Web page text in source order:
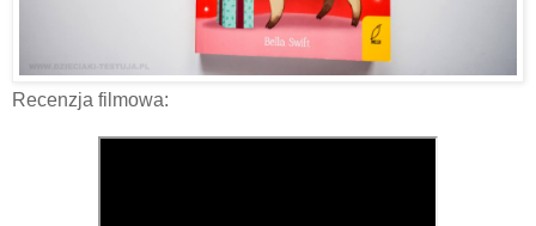
Recenzja filmowa: